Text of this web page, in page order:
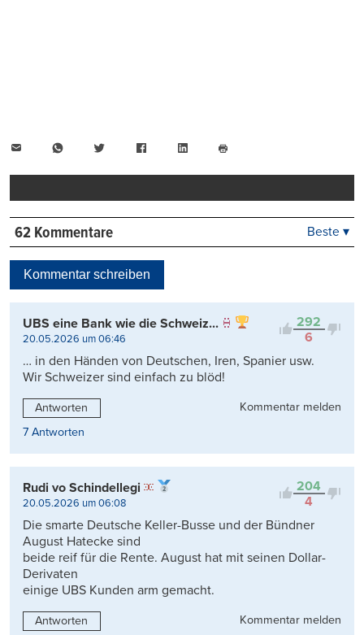
WhatsAppTwitter FacebookLinkedIn
drucken
62 Kommentare
Kontrovers
Beste ▾
Kommentar schreiben
292
6
UBS eine Bank wie die Schweiz...
20.05.2026 um 06:46
… in den Händen von Deutschen, Iren, Spanier usw.
Wir Schweizer sind einfach zu blöd!
Antworten
Kommentar melden
7 Antworten
204
4
Rudi vo Schindellegi
20.05.2026 um 06:08
Die smarte Deutsche Keller-Busse und der Bündner
August Hatecke sind
beide reif für die Rente. August hat mit seinen Dollar-
Derivaten
einige UBS Kunden arm gemacht.
Antworten
Kommentar melden